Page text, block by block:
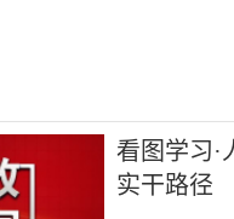
看图学习·
实干路径